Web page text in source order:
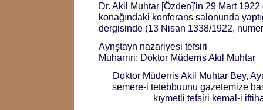
Dr. Akil Muhtar [Özden]'in 29 Mart
konağındaki konferans salonunda
dergisinde (13 Nisan 1338/1922,
Aynştayn nazariyesi tefsiri
Muharriri: Doktor Müderris Akil Muhtar
Doktor Müderris Akil Muhtar Bey,
semere-i tetebbuunu gazetemize
kıymetli tefsiri kemal-i